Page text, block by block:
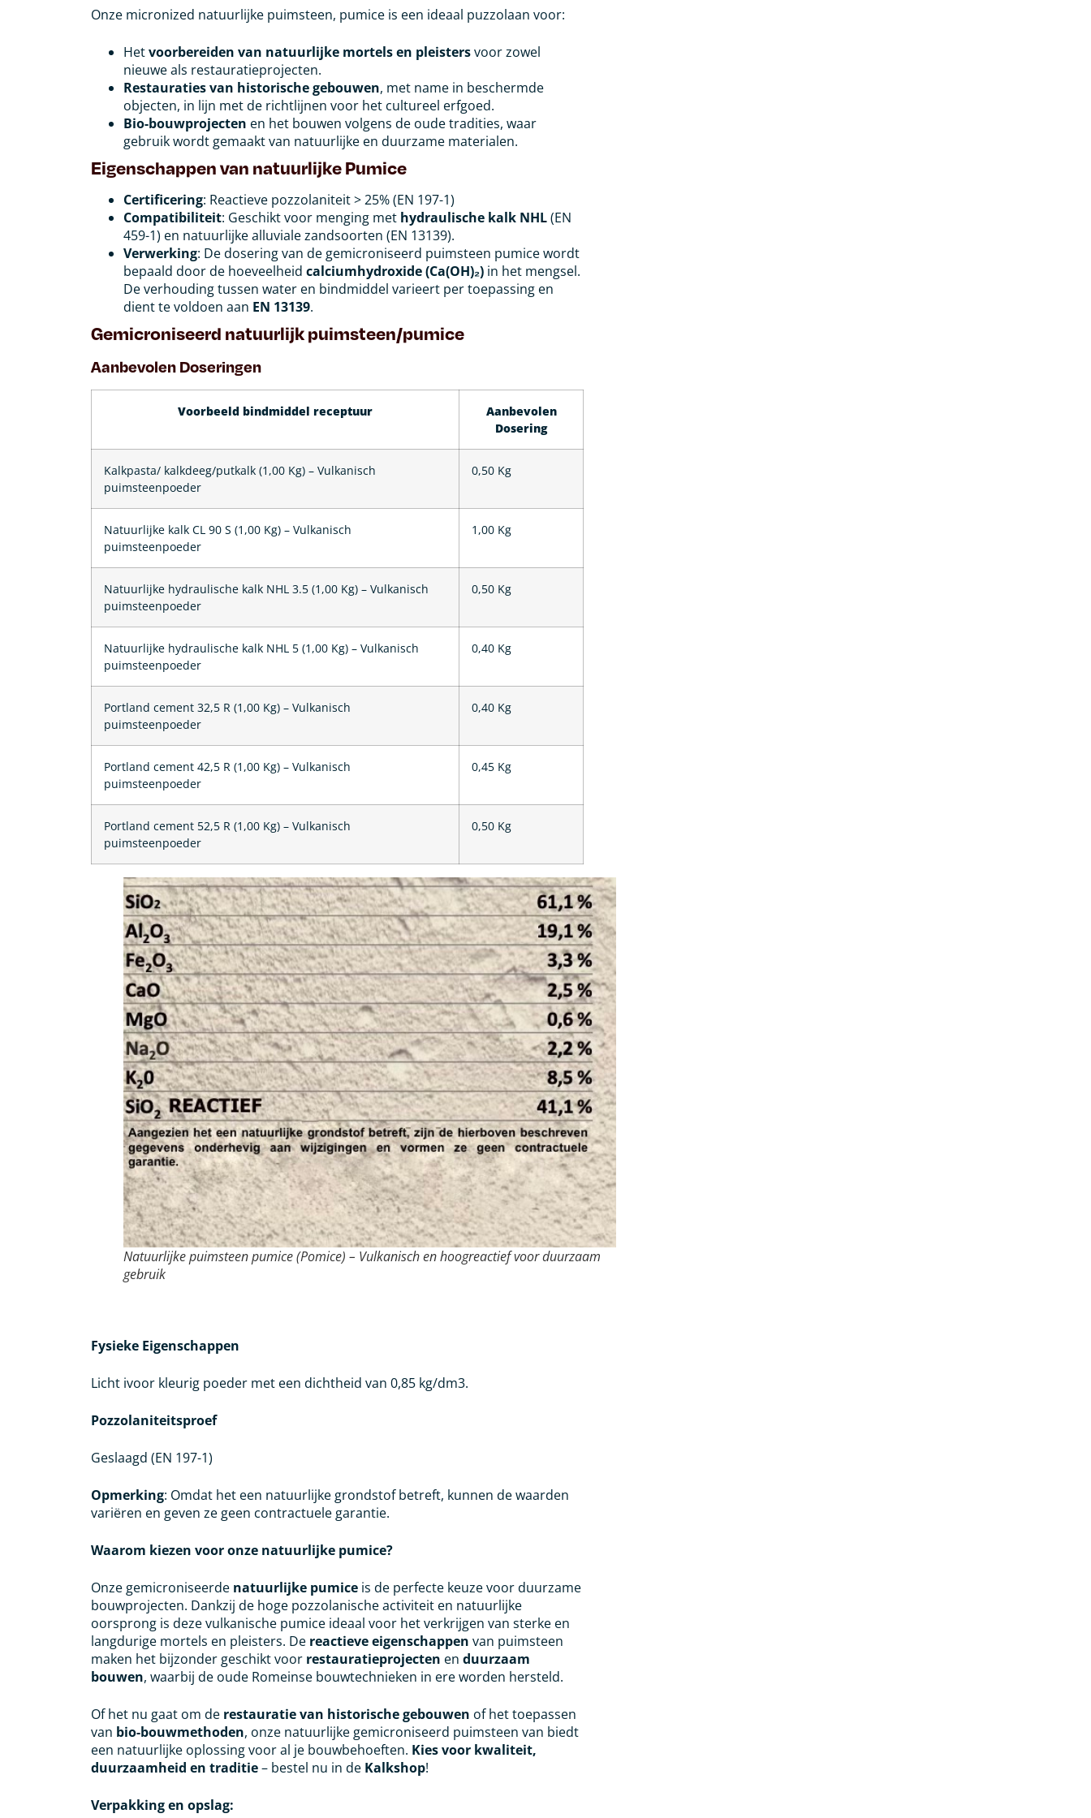
Onze micronized natuurlijke puimsteen, pumice is een ideaal puzzolaan voor:
Hetvoorbereiden van natuurlijke mortels en pleistersvoor zowel
nieuwe als restauratieprojecten.
Restauraties van historische gebouwen, met name in beschermde
objecten, in lijn met de richtlijnen voor het cultureel erfgoed.
Bio-bouwprojecten en het bouwen volgens de oude tradities, waar
gebruik wordt gemaakt van natuurlijke en duurzame materialen.
Eigenschappen van natuurlijke Pumice
Certificering: Reactieve pozzolaniteit > 25% (EN 197-1)
Compatibiliteit: Geschikt voor menging met hydraulische kalk NHL(EN
459-1) en natuurlijke alluviale zandsoorten (EN 13139).
Verwerking: De dosering van de gemicroniseerd puimsteen pumice wordt
bepaald door de hoeveelheid calciumhydroxide (Ca(OH)₂) in het mengsel.
De verhouding tussen water en bindmiddel varieert per toepassing en
dient te voldoen aan EN 13139.
Gemicroniseerd natuurlijk puimsteen/pumice
Aanbevolen Doseringen
Voorbeeld bindmiddel receptuur
Aanbevolen
Dosering
Kalkpasta/ kalkdeeg/putkalk (1,00 Kg) – Vulkanisch
puimsteenpoeder
0,50 Kg
Natuurlijke kalk CL 90 S (1,00 Kg) – Vulkanisch
puimsteenpoeder
1,00 Kg
Natuurlijke hydraulische kalk NHL 3.5 (1,00 Kg) – Vulkanisch
puimsteenpoeder
0,50 Kg
Natuurlijke hydraulische kalk NHL 5 (1,00 Kg) – Vulkanisch
puimsteenpoeder
0,40 Kg
Portland cement 32,5 R (1,00 Kg) – Vulkanisch
puimsteenpoeder
0,40 Kg
Portland cement 42,5 R (1,00 Kg) – Vulkanisch
puimsteenpoeder
0,45 Kg
Portland cement 52,5 R (1,00 Kg) – Vulkanisch
puimsteenpoeder
0,50 Kg
Natuurlijke puimsteen pumice (Pomice) – Vulkanisch en hoogreactief voor duurzaam
gebruik
Fysieke Eigenschappen
Licht ivoor kleurig poeder met een dichtheid van 0,85 kg/dm3.
Pozzolaniteitsproef
Geslaagd (EN 197-1)
Opmerking: Omdat het een natuurlijke grondstof betreft, kunnen de waarden
variëren en geven ze geen contractuele garantie.
Waarom kiezen voor onze natuurlijke pumice?
Onze gemicroniseerde natuurlijke pumice is de perfecte keuze voor duurzame
bouwprojecten. Dankzij de hoge pozzolanische activiteit en natuurlijke
oorsprong is deze vulkanische pumice ideaal voor het verkrijgen van sterke en
langdurige mortels en pleisters. De reactieve eigenschappen van puimsteen
maken het bijzonder geschikt voor restauratieprojecten en duurzaam
bouwen, waarbij de oude Romeinse bouwtechnieken in ere worden hersteld.
Of het nu gaat om de restauratie van historische gebouwen of het toepassen
van bio-bouwmethoden, onze natuurlijke gemicroniseerd puimsteen van biedt
een natuurlijke oplossing voor al je bouwbehoeften. Kies voor kwaliteit,
duurzaamheid en traditie– bestel nu in de Kalkshop!
Verpakking en opslag: